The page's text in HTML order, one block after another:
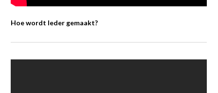
Hoe wordt leder gemaakt?